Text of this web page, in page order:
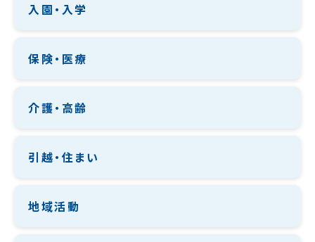
入園・入学
保険・医療
介護・高齢
引越・住まい
地域活動